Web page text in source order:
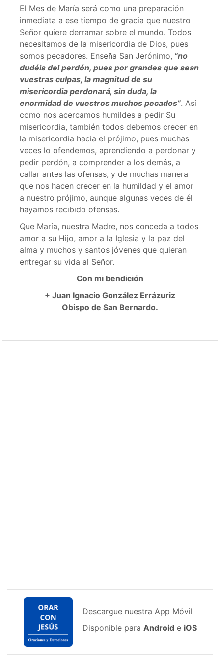
El Mes de María será como una preparación
inmediata a ese tiempo de gracia que nuestro
Señor quiere derramar sobre el mundo. Todos
necesitamos de la misericordia de Dios, pues
somos pecadores. Enseña San Jerónimo, “no
dudéis del perdón, pues por grandes que sean
vuestras culpas, la magnitud de su
misericordia perdonará, sin duda, la
enormidad de vuestros muchos pecados”. Así
como nos acercamos humildes a pedir Su
misericordia, también todos debemos crecer en
la misericordia hacia el prójimo, pues muchas
veces lo ofendemos, aprendiendo a perdonar y
pedir perdón, a comprender a los demás, a
callar antes las ofensas, y de muchas manera
que nos hacen crecer en la humildad y el amor
a nuestro prójimo, aunque algunas veces de él
hayamos recibido ofensas.
Que María, nuestra Madre, nos conceda a todos
amor a su Hijo, amor a la Iglesia y la paz del
alma y muchos y santos jóvenes que quieran
entregar su vida al Señor.
Con mi bendición
+ Juan Ignacio González Errázuriz
Obispo de San Bernardo.
Descargue nuestra App Móvil
Disponible para Android e iOS